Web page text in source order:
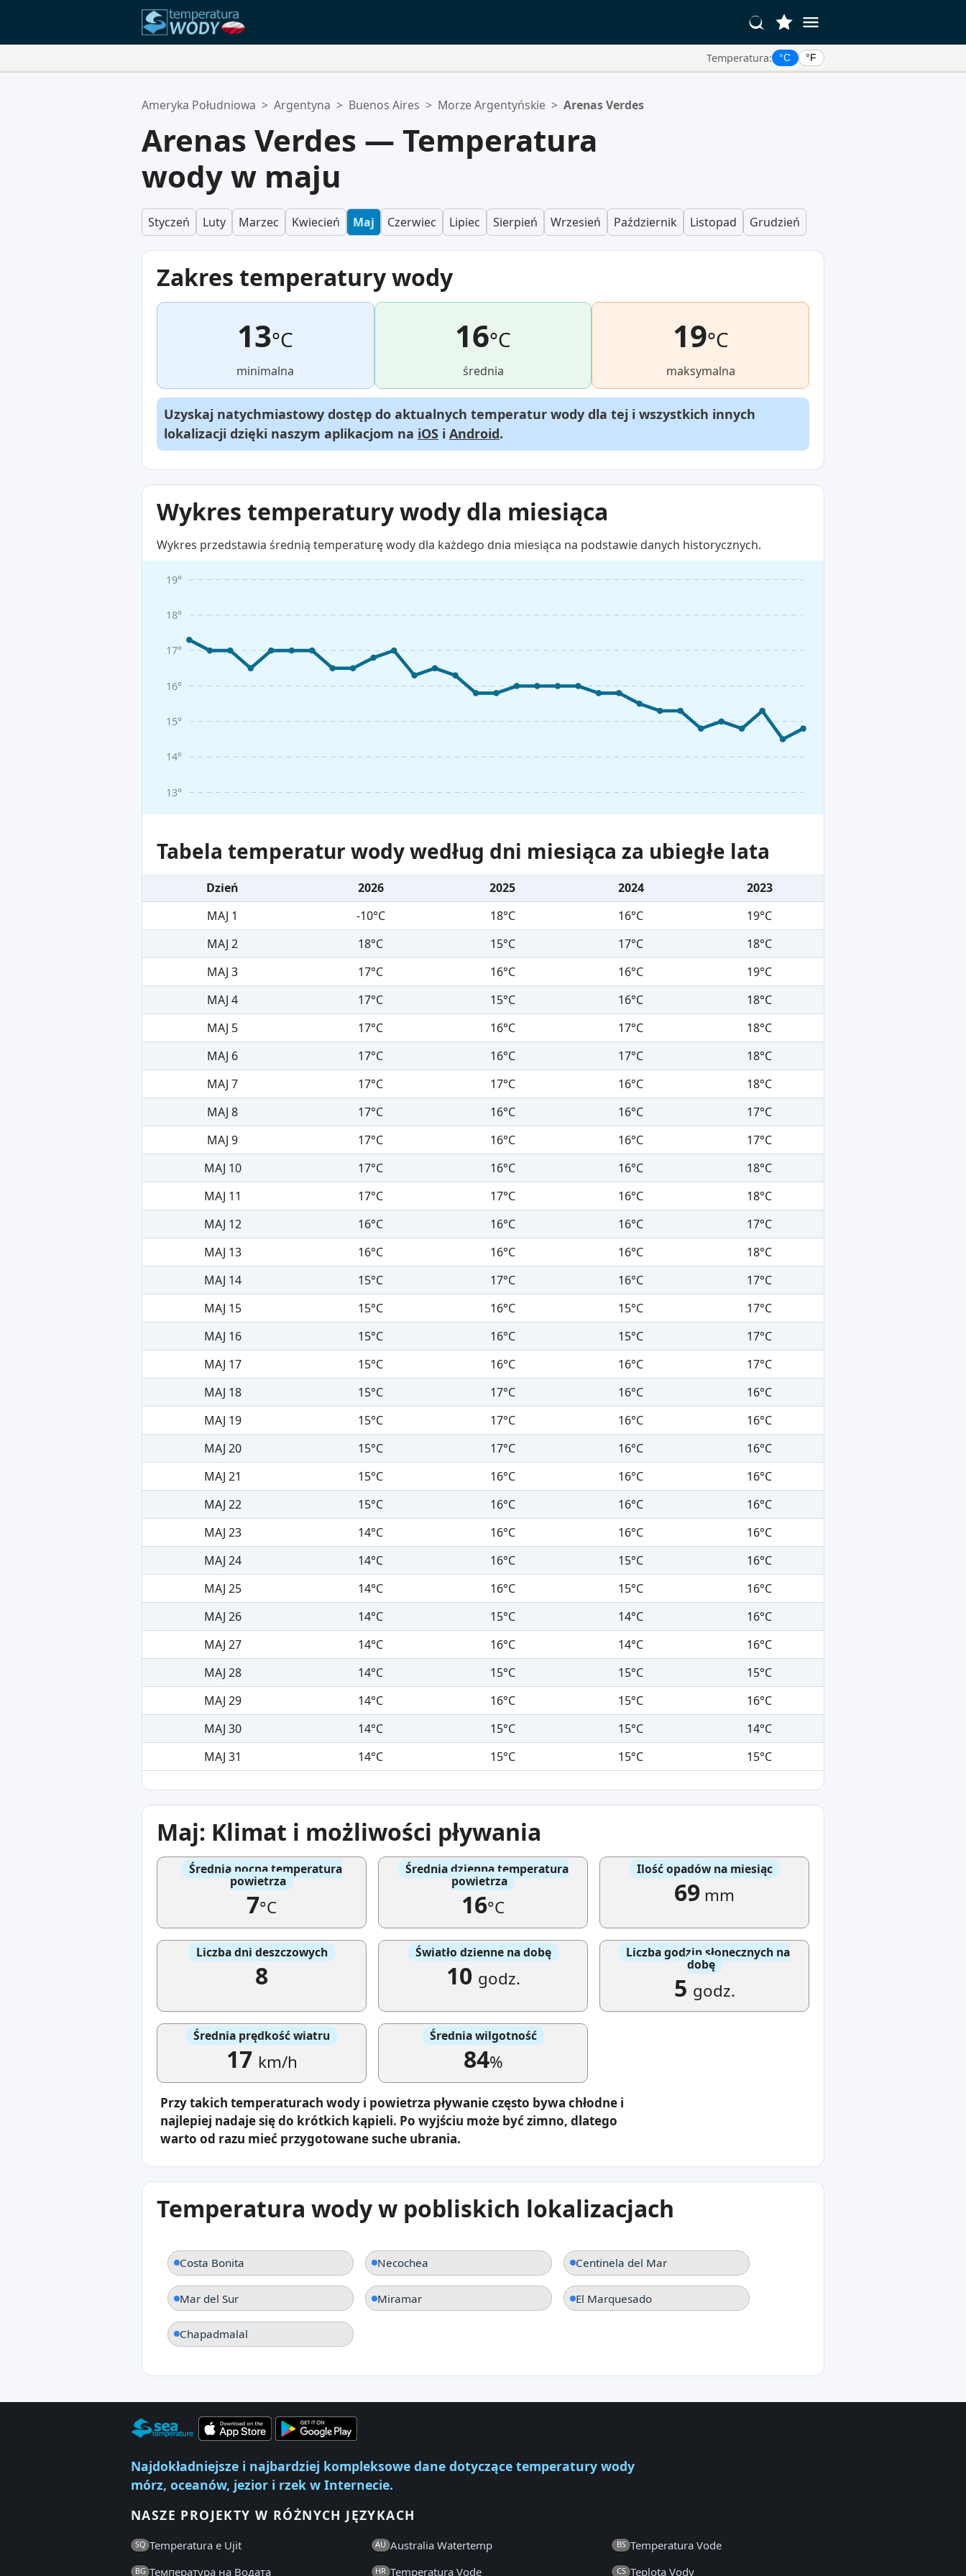
Temperatura: °C °F
Twoja lista ulubionych jest pusta.
Ameryka Południowa > Argentyna > Buenos Aires > Morze Argentyńskie > Arenas Verdes
Arenas Verdes — Temperatura
wody w maju
Styczeń Luty Marzec Kwiecień Maj Czerwiec Lipiec Sierpień Wrzesień Październik Listopad Grudzień
Zakres temperatury wody
13°C
minimalna
16°C
średnia
19°C
maksymalna
Uzyskaj natychmiastowy dostęp do aktualnych temperatur wody dla tej i wszystkich innych
lokalizacji dzięki naszym aplikacjom na iOS i Android.
Wykres temperatury wody dla miesiąca
Wykres przedstawia średnią temperaturę wody dla każdego dnia miesiąca na podstawie danych historycznych.
13°
14°
15°
16°
17°
18°
19°
Tabela temperatur wody według dni miesiąca za ubiegłe lata
Dzień 2026 2025 2024
2023
MAJ 1
-10°C 18°C 16°C
19°C
MAJ 2
18°C 15°C 17°C
18°C
MAJ 3
17°C 16°C 16°C
19°C
MAJ 4
17°C 15°C 16°C
18°C
MAJ 5
17°C 16°C 17°C
18°C
MAJ 6
17°C 16°C 17°C
18°C
MAJ 7
17°C 17°C 16°C
18°C
MAJ 8
17°C 16°C 16°C
17°C
MAJ 9
17°C 16°C 16°C
17°C
MAJ 10
17°C 16°C 16°C
18°C
MAJ 11
17°C 17°C 16°C
18°C
MAJ 12
16°C 16°C 16°C
17°C
MAJ 13
16°C 16°C 16°C
18°C
MAJ 14
15°C 17°C 16°C
17°C
MAJ 15
15°C 16°C 15°C
17°C
MAJ 16
15°C 16°C 15°C
17°C
MAJ 17
15°C 16°C 16°C
17°C
MAJ 18
15°C 17°C 16°C
16°C
MAJ 19
15°C 17°C 16°C
16°C
MAJ 20
15°C 17°C 16°C
16°C
MAJ 21
15°C 16°C 16°C
16°C
MAJ 22
15°C 16°C 16°C
16°C
MAJ 23
14°C 16°C 16°C
16°C
MAJ 24
14°C 16°C 15°C
16°C
MAJ 25
14°C 16°C 15°C
16°C
MAJ 26
14°C 15°C 14°C
16°C
MAJ 27
14°C 16°C 14°C
16°C
MAJ 28
14°C 15°C 15°C
15°C
MAJ 29
14°C 16°C 15°C
16°C
MAJ 30
14°C 15°C 15°C
14°C
MAJ 31
14°C 15°C 15°C 15°C
Maj: Klimat i możliwości pływania
Średnia nocna temperatura
powietrza
7°C
Średnia dzienna temperatura
powietrza
16°C
Ilość opadów na miesiąc
69 mm
Liczba dni deszczowych
8
Światło dzienne na dobę
10 godz.
Liczba godzin słonecznych na
dobę
5 godz.
Średnia prędkość wiatru
17 km/h
Średnia wilgotność
84%
Przy takich temperaturach wody i powietrza pływanie często bywa chłodne i
najlepiej nadaje się do krótkich kąpieli. Po wyjściu może być zimno, dlatego
warto od razu mieć przygotowane suche ubrania.
Temperatura wody w pobliskich lokalizacjach
Costa Bonita Necochea Centinela del Mar
Mar del Sur Miramar El Marquesado
Chapadmalal
Najdokładniejsze i najbardziej kompleksowe dane dotyczące temperatury wody
mórz, oceanów, jezior i rzek w Internecie.
NASZE PROJEKTY W RÓŻNYCH JĘZYKACH
SQ Temperatura e Ujit AU Australia Watertemp BS Temperatura Vode
BG Температура на Водата HR Temperatura Vode CS Teplota Vody